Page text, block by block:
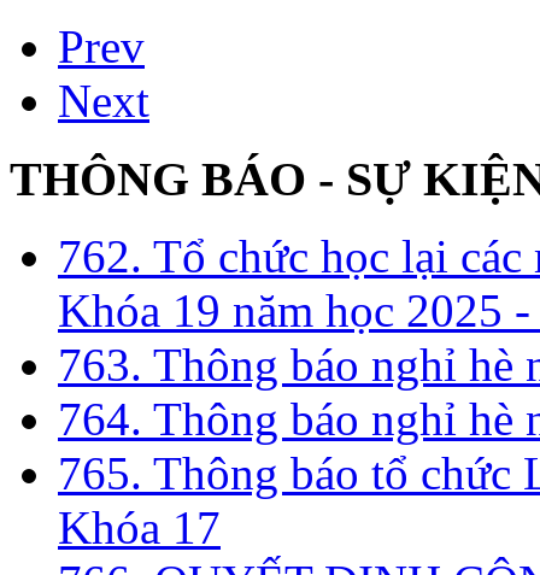
Prev
Next
THÔNG BÁO - SỰ
762. Tổ chức học lại
Khóa 19 năm học 2025
763. Thông báo nghỉ hè
764. Thông báo nghỉ hè
765. Thông báo tổ chức
Khóa 17